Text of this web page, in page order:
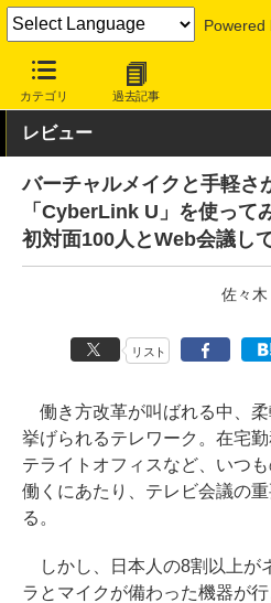
Powered
カテゴリ 過去記事
INTERNET Watch サービス/ソフト
レビュー
バーチャルメイクと手軽さ
「CyberLink U」を使って
初対面100人とWeb会議し
佐々
リスト
働き方改革が叫ばれる中、
挙げられるテレワーク。在宅
テライトオフィスなど、いつ
働くにあたり、テレビ会議の
る。
しかし、日本人の8割以上が
ラとマイクが備わった機器が